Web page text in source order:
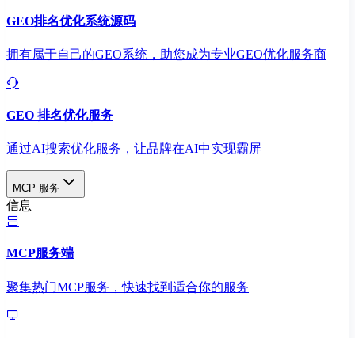
GEO排名优化系统源码
拥有属于自己的GEO系统，助您成为专业GEO优化服务商
GEO 排名优化服务
通过AI搜索优化服务，让品牌在AI中实现霸屏
MCP 服务
信息
MCP服务端
聚集热门MCP服务，快速找到适合你的服务